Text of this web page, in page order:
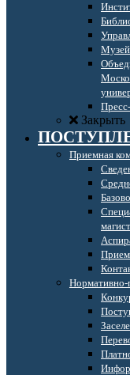
Закрыть
Приемная
Нормативно-